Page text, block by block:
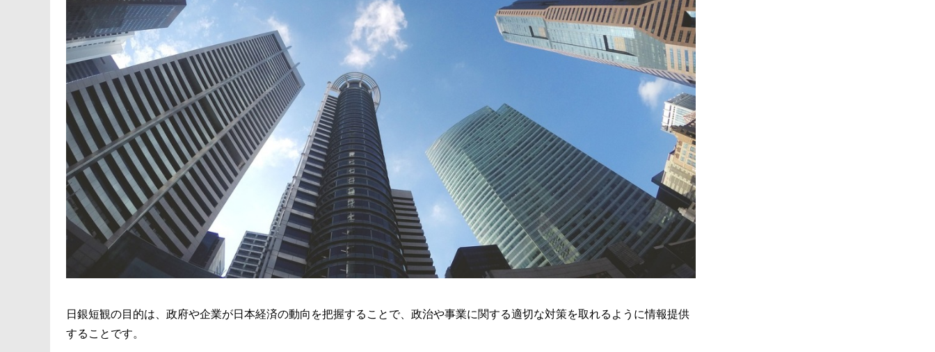
日銀短観の目的は、政府や企業が日本経済の動向を把握することで、政治や事業に関する適切な対策を取れるように情報提供
することです。